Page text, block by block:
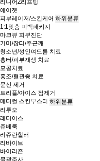
리니어Z리프팅
에어젯
피부레이저/스킨케어 하위분류
1:1맞춤 미백패키지
마크뷰 피부진단
기미/잡티/주근깨
청소년/성인여드름 치료
흉터/피부재생 치료
모공치료
홍조/혈관종 치료
문신 제거
트리플/아이스 점제거
메디컬 스킨부스터 하위분류
리투오
레디어스
쥬베룩
리쥬란힐러
리바이브
바이리즌
물광주사